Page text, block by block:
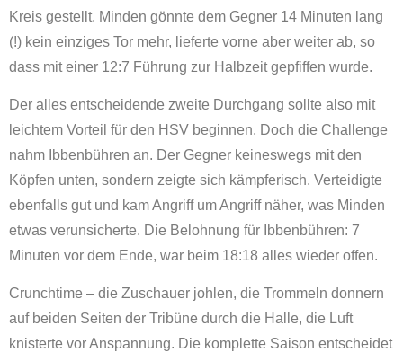
Kreis gestellt. Minden gönnte dem Gegner 14 Minuten lang
(!) kein einziges Tor mehr, lieferte vorne aber weiter ab, so
dass mit einer 12:7 Führung zur Halbzeit gepfiffen wurde.
Der alles entscheidende zweite Durchgang sollte also mit
leichtem Vorteil für den HSV beginnen. Doch die Challenge
nahm Ibbenbühren an. Der Gegner keineswegs mit den
Köpfen unten, sondern zeigte sich kämpferisch. Verteidigte
ebenfalls gut und kam Angriff um Angriff näher, was Minden
etwas verunsicherte. Die Belohnung für Ibbenbühren: 7
Minuten vor dem Ende, war beim 18:18 alles wieder offen.
Crunchtime – die Zuschauer johlen, die Trommeln donnern
auf beiden Seiten der Tribüne durch die Halle, die Luft
knisterte vor Anspannung. Die komplette Saison entscheidet